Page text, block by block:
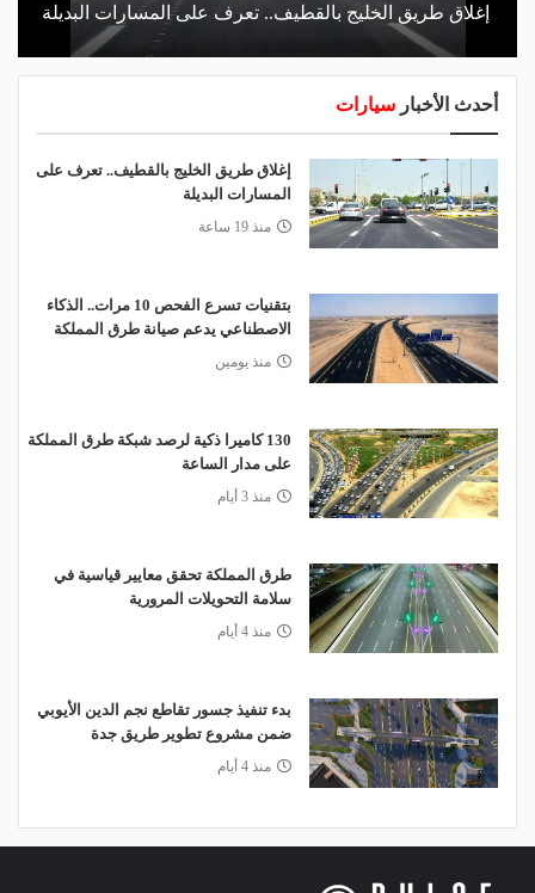
إغلاق طريق الخليج بالقطيف.. تعرف على المسارات البديلة
أحدث الأخبار سيارات
إغلاق طريق الخليج بالقطيف.. تعرف على
المسارات البديلة
منذ 19 ساعة
بتقنيات تسرع الفحص 10 مرات.. الذكاء
الاصطناعي يدعم صيانة طرق المملكة
منذ يومين
130 كاميرا ذكية لرصد شبكة طرق المملكة
على مدار الساعة
منذ 3 أيام
طرق المملكة تحقق معايير قياسية في
سلامة التحويلات المرورية
منذ 4 أيام
بدء تنفيذ جسور تقاطع نجم الدين الأيوبي
ضمن مشروع تطوير طريق جدة
منذ 4 أيام